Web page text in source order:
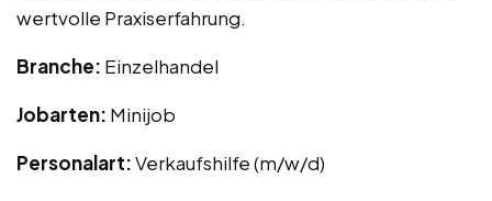
wertvolle Praxiserfahrung.
Branche: Einzelhandel
Jobarten: Minijob
Personalart:Verkaufshilfe (m/w/d)